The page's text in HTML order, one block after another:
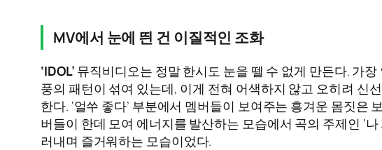
MV에서 눈에 띈 건 이질적인 조화
‘IDOL’ 뮤직비디오는 정말 한시도 눈을 뗄 수 없게 만든다. 가
풍의 패턴이 섞여 있는데, 이게 전혀 어색하지 않고 오히려 신
한다. ‘얼쑤 좋다’ 부분에서 멤버들이 보여주는 흥겨운 몸짓
버들이 한데 모여 에너지를 발산하는 모습에서 곡의 주제인 ‘
러내며 즐거워하는 모습이었다.